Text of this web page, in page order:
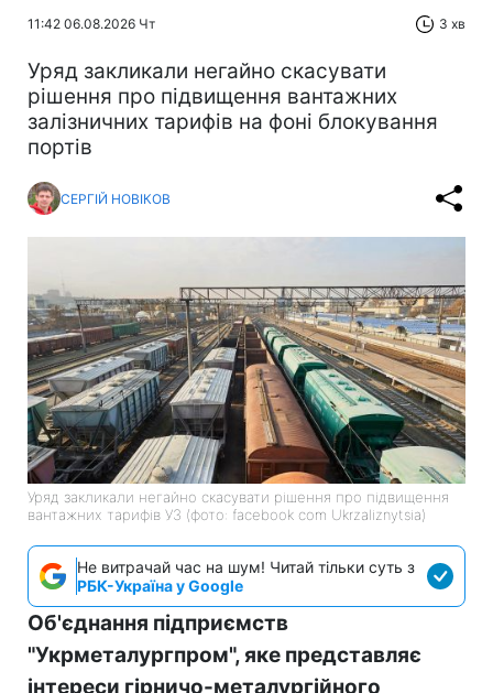
11:42 06.08.2026 Чт 3 хв
Уряд закликали негайно скасувати
рішення про підвищення вантажних
залізничних тарифів на фоні блокування
портів
СЕРГІЙ НОВІКОВ
Уряд закликали негайно скасувати рішення про підвищення
вантажних тарифів УЗ (фото: facebook com Ukrzaliznytsia)
Не витрачай час на шум! Читай тільки суть з
РБК-Україна у Google
Об'єднання підприємств
"Укрметалургпром", яке представляє
інтереси гірничо-металургійного